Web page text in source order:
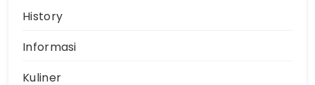
History
Informasi
Kuliner